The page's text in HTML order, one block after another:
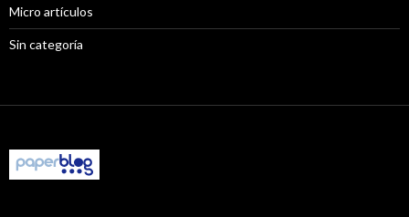
Micro artículos
Sin categoría